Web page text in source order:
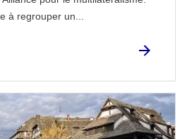
à regrouper un...